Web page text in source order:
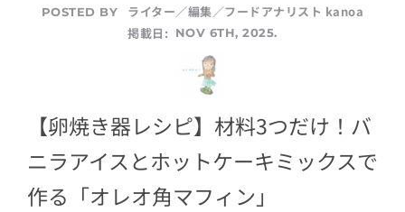
POSTED BY
ライター／編集／フードアナリスト kanoa
掲載日:
NOV 6TH, 2025.
【卵焼き器レシピ】材料3つだけ！バ
ニラアイスとホットケーキミックスで
作る「オレオ角マフィン」